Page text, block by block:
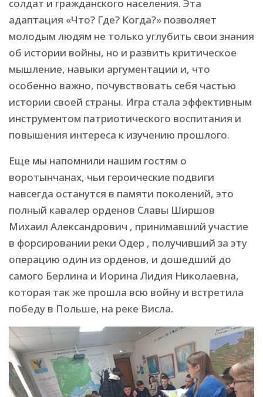
солдат и гражданского населения. Эта
адаптация «Что? Где? Когда?» позволяет
молодым людям не только углубить свои знания
об истории войны, но и развить критическое
мышление, навыки аргументации и, что
особенно важно, почувствовать себя частью
истории своей страны. Игра стала эффективным
инструментом патриотического воспитания и
повышения интереса к изучению прошлого.
Еще мы напомнили нашим гостям о
воротынчанах, чьи героические подвиги
навсегда останутся в памяти поколений, это
полный кавалер орденов Славы Ширшов
Михаил Александрович , принимавший участие
в форсировании реки Одер , получивший за эту
операцию один из орденов, и дошедший до
самого Берлина и Иорина Лидия Николаевна,
которая так же прошла всю войну и встретила
победу в Польше, на реке Висла.